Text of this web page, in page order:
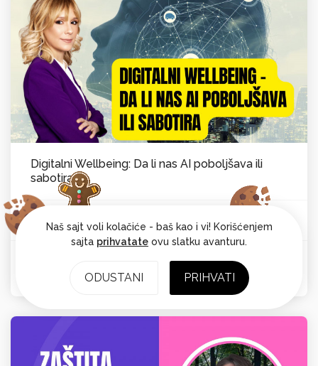
Digitalni Wellbeing: Da li nas AI poboljšava ili
sabotira
Od:
Naš sajt voli kolačiće - baš kao i vi! Korišćenjem
sajta prihvatate ovu slatku avanturu.
ODUSTANI PRIHVATI